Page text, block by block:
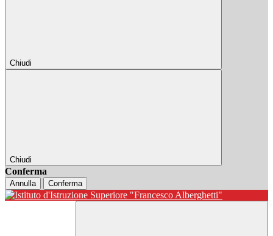
Chiudi
Chiudi
Conferma
Annulla Conferma